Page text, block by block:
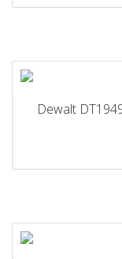
Dewalt